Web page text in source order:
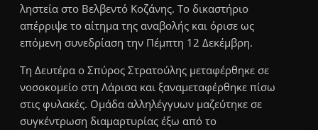
ληστεία στο Βελβεντό Κοζάνης. Το δικαστήριο
απέρριψε το αίτημα της αναβολής και όρισε ως
επόμενη συνεδρίαση την Πέμπτη 12 Δεκέμβρη.
Τη Δευτέρα ο Σπύρος Στρατούλης μεταφέρθηκε σε
νοσοκομείο στη Λάρισα και ξαναμεταφέρθηκε πίσω
στις φυλακές. Ομάδα αλληλέγγυων μαζεύτηκε σε
συγκέντρωση διαμαρτυρίας έξω από το